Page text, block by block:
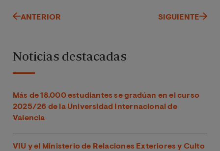
ANTERIOR SIGUIENTE
Noticias destacadas
Más de 18.000 estudiantes se gradúan en el curso
2025/26 de la Universidad Internacional de
Valencia
VIU y el Ministerio de Relaciones Exteriores y Culto